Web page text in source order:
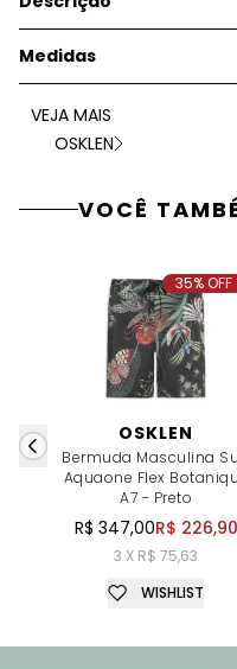
Medidas
VEJA MAIS
OSKLEN
VOCÊ
OSKLEN
Bermuda Masculina
Aquaone Flex
A7 - Preto
R$ 347,00R$ 226,90
3 X R$ 75,63
35% OFF
WISHLIST